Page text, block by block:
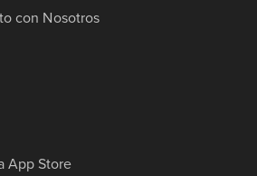
con Nosotros
App Store